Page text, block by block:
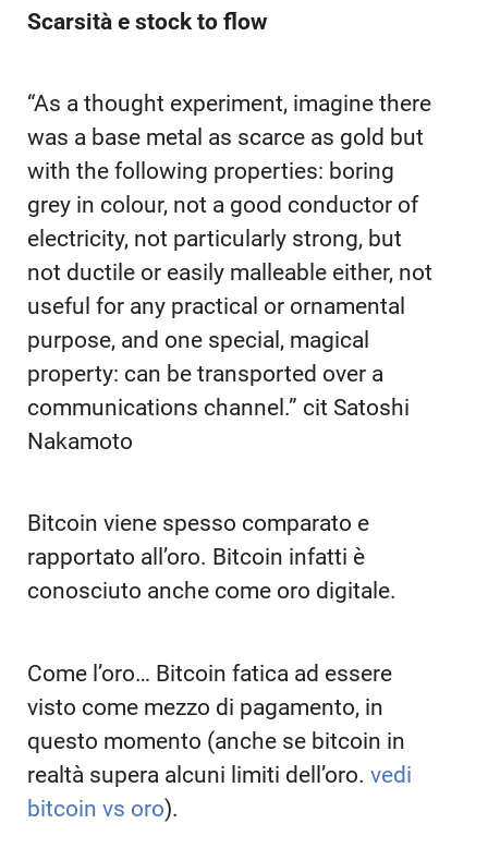
Scarsità e stock to flow
“As a thought experiment, imagine there
was a base metal as scarce as gold but
with the following properties: boring
grey in colour, not a good conductor of
electricity, not particularly strong, but
not ductile or easily malleable either, not
useful for any practical or ornamental
purpose, and one special, magical
property: can be transported over a
communications channel.” cit Satoshi
Nakamoto
Bitcoin viene spesso comparato e
rapportato all’oro. Bitcoin infatti è
conosciuto anche come oro digitale.
Come l’oro… Bitcoin fatica ad essere
visto come mezzo di pagamento, in
questo momento (anche se bitcoin in
realtà supera alcuni limiti dell’oro. vedi
bitcoin vs oro).